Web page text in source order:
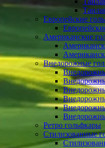
Европейские
Американские
Внедорожные
Ретро гольфкары
Стилизованные